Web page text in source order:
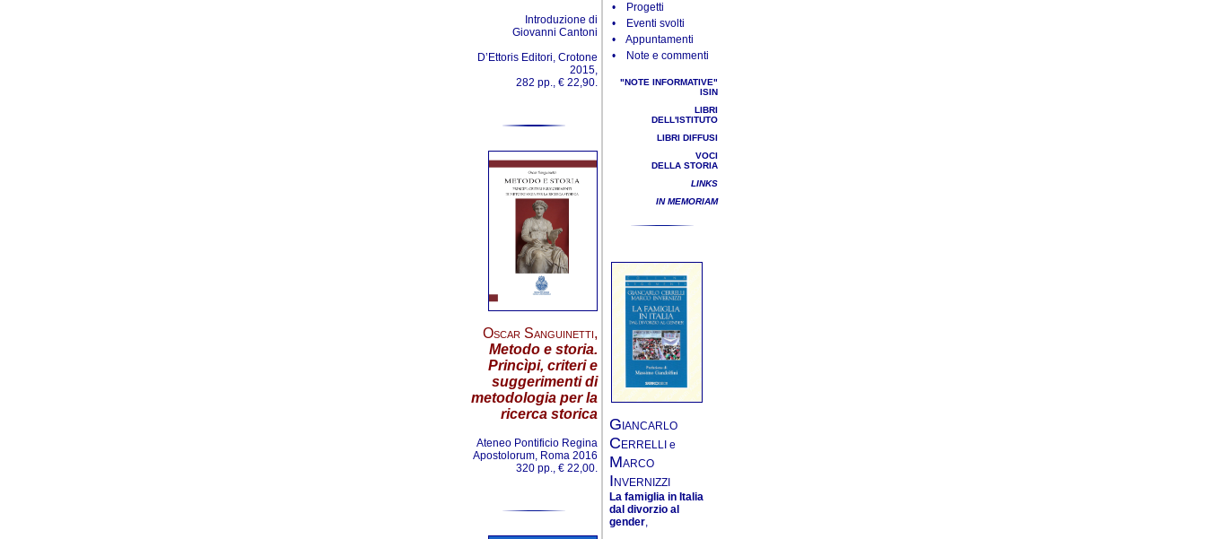
Introduzione di
Giovanni Cantoni
D’Ettoris Editori, Crotone
2015,
282 pp., € 22,90.
Oscar Sanguinetti,
Metodo e storia.
Princìpi, criteri e
suggerimenti di
metodologia per la
ricerca storica
Ateneo Pontificio Regina
Apostolorum, Roma 2016
320 pp., € 22,00.
• Progetti
• Eventi svolti
• Appuntamenti
• Note e commenti
"NOTE INFORMATIVE"
ISIN
LIBRI
DELL'ISTITUTO
LIBRI DIFFUSI
VOCI
DELLA STORIA
LINKS
IN MEMORIAM
GIANCARLO
CERRELLI e
MARCO
INVERNIZZI
La famiglia in Italia
dal divorzio al
gender